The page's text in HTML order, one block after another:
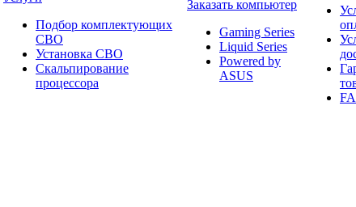
Подбор комплектующих
СВО
Установка СВО
Скальпирование
процессора
Заказать компьютер
Gaming Series
Liquid Series
Powered by
ASUS